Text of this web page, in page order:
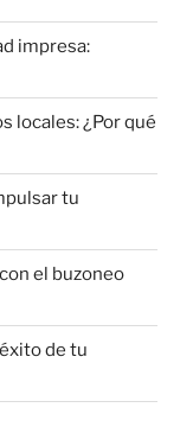
impresa:
locales: ¿Por qué
tu
el buzoneo
de tu